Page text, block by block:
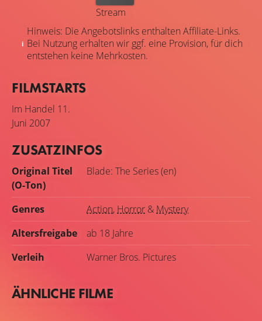
Stream
Hinweis: Die Angebotslinks enthalten Affiliate-Links.
Bei Nutzung erhalten wir ggf. eine Provision, für dich
entstehen keine Mehrkosten.
FILMSTARTS
Im Handel 11.
Juni 2007
ZUSATZINFOS
Original Titel
(O-Ton)
Blade: The Series (en)
Genres Action, Horror & Mystery
Altersfreigabe
ab 18 Jahre
Verleih
Warner Bros. Pictures
ÄHNLICHE FILME